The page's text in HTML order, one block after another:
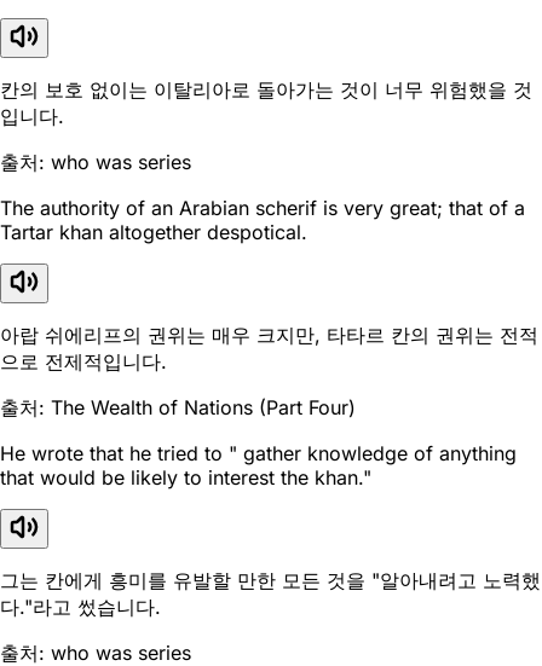
칸의 보호 없이는 이탈리아로 돌아가는 것이 너무 위험했을 것
입니다.
출처: who was series
The authority of an Arabian scherif is very great; that of a
Tartar khan altogether despotical.
아랍 쉬에리프의 권위는 매우 크지만, 타타르 칸의 권위는 전적
으로 전제적입니다.
출처: The Wealth of Nations (Part Four)
He wrote that he tried to " gather knowledge of anything
that would be likely to interest the khan."
그는 칸에게 흥미를 유발할 만한 모든 것을 "알아내려고 노력했
다."라고 썼습니다.
출처: who was series